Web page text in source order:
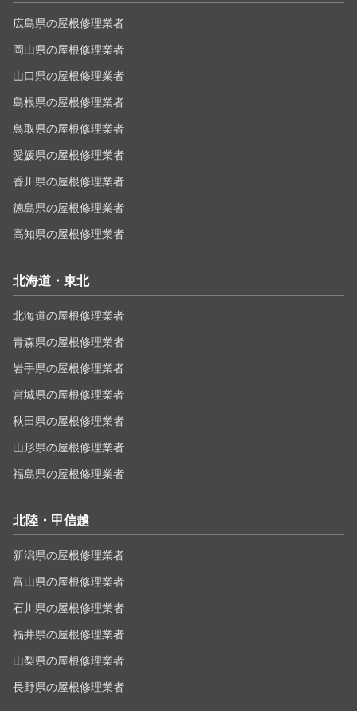
広島県の屋根修理業者
岡山県の屋根修理業者
山口県の屋根修理業者
島根県の屋根修理業者
鳥取県の屋根修理業者
愛媛県の屋根修理業者
香川県の屋根修理業者
徳島県の屋根修理業者
高知県の屋根修理業者
北海道・東北
北海道の屋根修理業者
青森県の屋根修理業者
岩手県の屋根修理業者
宮城県の屋根修理業者
秋田県の屋根修理業者
山形県の屋根修理業者
福島県の屋根修理業者
北陸・甲信越
新潟県の屋根修理業者
富山県の屋根修理業者
石川県の屋根修理業者
福井県の屋根修理業者
山梨県の屋根修理業者
長野県の屋根修理業者